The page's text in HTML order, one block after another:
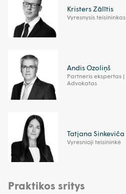
Kristers Zālītis
Vyresnysis teisininkas
Andis Ozoliņš
Partneris ekspertas |
Advokatas
Tatjana Sinkeviča
Vyresnioji teisininkė
Praktikos sritys